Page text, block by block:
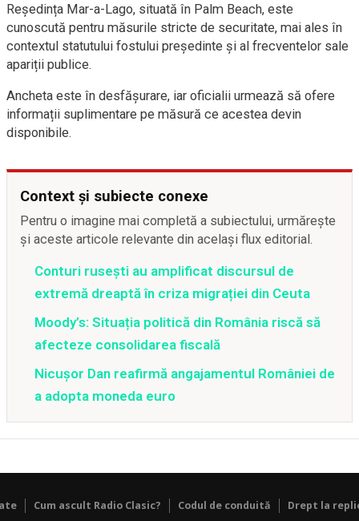
Reședința Mar-a-Lago, situată în Palm Beach, este
cunoscută pentru măsurile stricte de securitate, mai ales în
contextul statutului fostului președinte și al frecventelor sale
apariții publice.
Ancheta este în desfășurare, iar oficialii urmează să ofere
informații suplimentare pe măsură ce acestea devin
disponibile.
Context și subiecte conexe
Pentru o imagine mai completă a subiectului, urmărește
și aceste articole relevante din același flux editorial.
Conturi rusești au amplificat discursul de
extremă dreaptă în criza migrației din Ceuta
Moody’s: Situația politică din România riscă să
afecteze consolidarea fiscală
Nicușor Dan reafirmă angajamentul României de
a adopta moneda euro
Cum ascult Radio Clasic? Codul de conduită Drept la